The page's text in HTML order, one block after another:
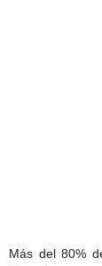
Más del 80%